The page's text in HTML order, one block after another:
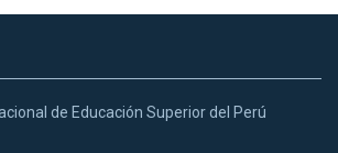
de Educación Superior del Perú